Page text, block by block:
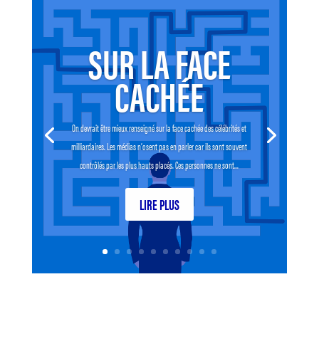
SUR LA FACE
CACHÉE
On devrait être mieux renseigné sur la face cachée des célébrités et
milliardaires. Les médias n’osent pas en parler car ils sont souvent
contrôlés par les plus hauts placés. Ces personnes ne sont...
LIRE PLUS